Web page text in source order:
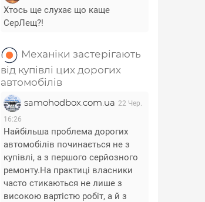
Хтось ще слухає що каще
СерЛещ?!
Механіки застерігають
від купівлі цих дорогих
автомобілів
samohodbox.com.ua 22 Чер.
16:26
Найбільша проблема дорогих
автомобілів починається не з
купівлі, а з першого серйозного
ремонту.На практиці власники
часто стикаються не лише з
високою вартістю робіт, а й з